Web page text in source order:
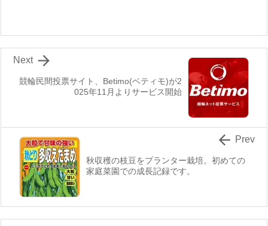
競輪民間投票サイト、Betimo(ベティモ)が2
025年11月よりサービス開始

Next
秋収穫の枝豆をプランター栽培。初めての
家庭菜園での成長記録です。
 Prev